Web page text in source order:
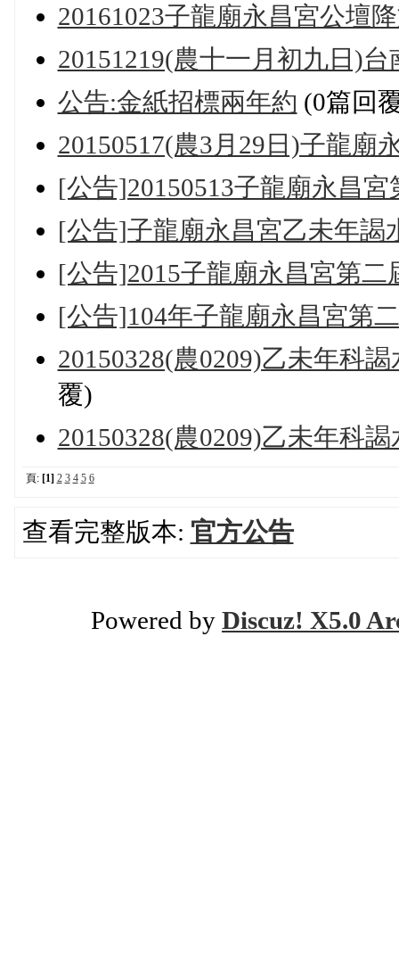
20161023子龍廟永昌宮公壇
20151219(農十一月初九日)
公告:金紙招標兩年約 (0篇回
20150517(農3月29日)子龍廟
[公告]20150513子龍廟永昌
[公告]子龍廟永昌宮乙未年謁
[公告]2015子龍廟永昌宮第
[公告]104年子龍廟永昌宮第
20150328(農0209)乙未年科
覆)
20150328(農0209)乙未年科
頁: [1] 2 3 4 5 6
查看完整版本: 官方公告
Powered by Discuz! X5.0